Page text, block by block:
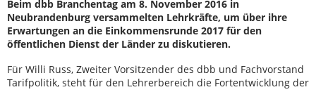
Beim dbb Branchentag am 8. November 2016 in
Neubrandenburg versammelten Lehrkräfte, um über ihre
Erwartungen an die Einkommensrunde 2017 für den
öffentlichen Dienst der Länder zu diskutieren.
Für Willi Russ, Zweiter Vorsitzender des dbb und Fachvorstand
Tarifpolitik, steht für den Lehrerbereich die Fortentwicklung der